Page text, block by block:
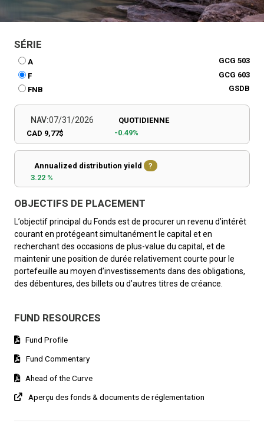
SÉRIE
A
GCG 503
F
GCG 603
FNB
GSDB
NAV:07/31/2026
CAD 9,77$
QUOTIDIENNE
-0.49%
Annualized distribution yield
?
3.22 %
OBJECTIFS DE PLACEMENT
L’objectif principal du Fonds est de procurer un revenu d’intérêt
courant en protégeant simultanément le capital et en
recherchant des occasions de plus-value du capital, et de
maintenir une position de durée relativement courte pour le
portefeuille au moyen d’investissements dans des obligations,
des débentures, des billets ou d’autres titres de créance.
FUND RESOURCES
Fund Profile
Fund Commentary
Ahead of the Curve
Aperçu des fonds & documents de réglementation